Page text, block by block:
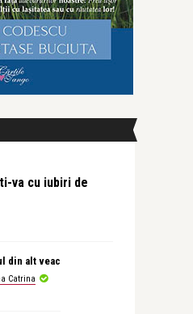
va cu iubiri de
din alt veac
Catrina